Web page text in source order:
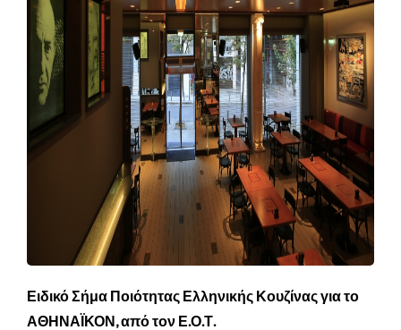
Ειδικό Σήμα Ποιότητας Ελληνικής Κουζίνας για το
ΑΘΗΝΑΪΚΟΝ, από τον Ε.Ο.Τ.